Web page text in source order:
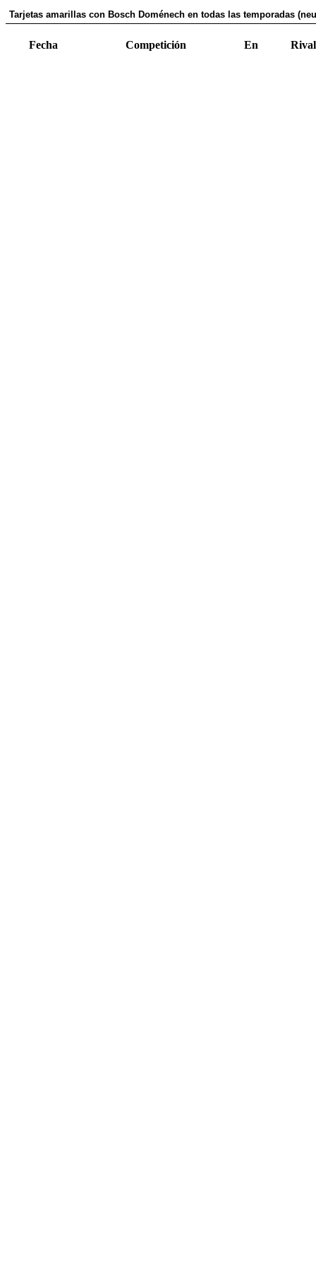
Tarjetas amarillas con Bosch Doménech en todas las temporadas
Fecha Competición En Rival